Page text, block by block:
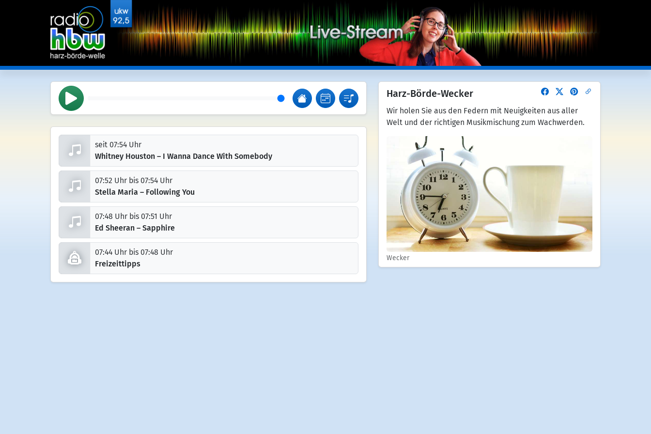
seit 07:54 Uhr
Whitney Houston – I Wanna Dance With Somebody
07:52 Uhr bis 07:54 Uhr
Stella Maria – Following You
07:48 Uhr bis 07:51 Uhr
Ed Sheeran – Sapphire
07:44 Uhr bis 07:48 Uhr
Freizeittipps
Harz-Börde-Wecker
Wir holen Sie aus den Federn mit Neuigkeiten aus aller
Welt und der richtigen Musikmischung zum Wachwerden.
Wecker